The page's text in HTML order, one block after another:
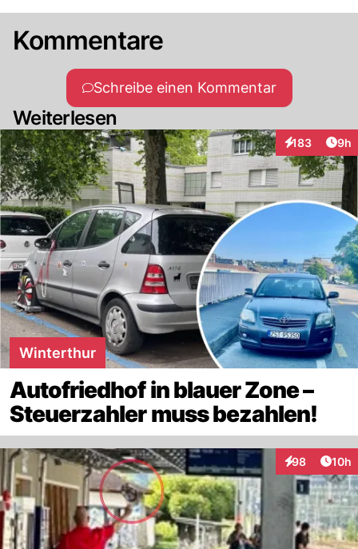
Kommentare
Schreibe einen Kommentar
Weiterlesen
183
Interaktionen
9h
Winterthur
Autofriedhof in blauer Zone –
Steuerzahler muss bezahlen!
98
Interaktionen
10h